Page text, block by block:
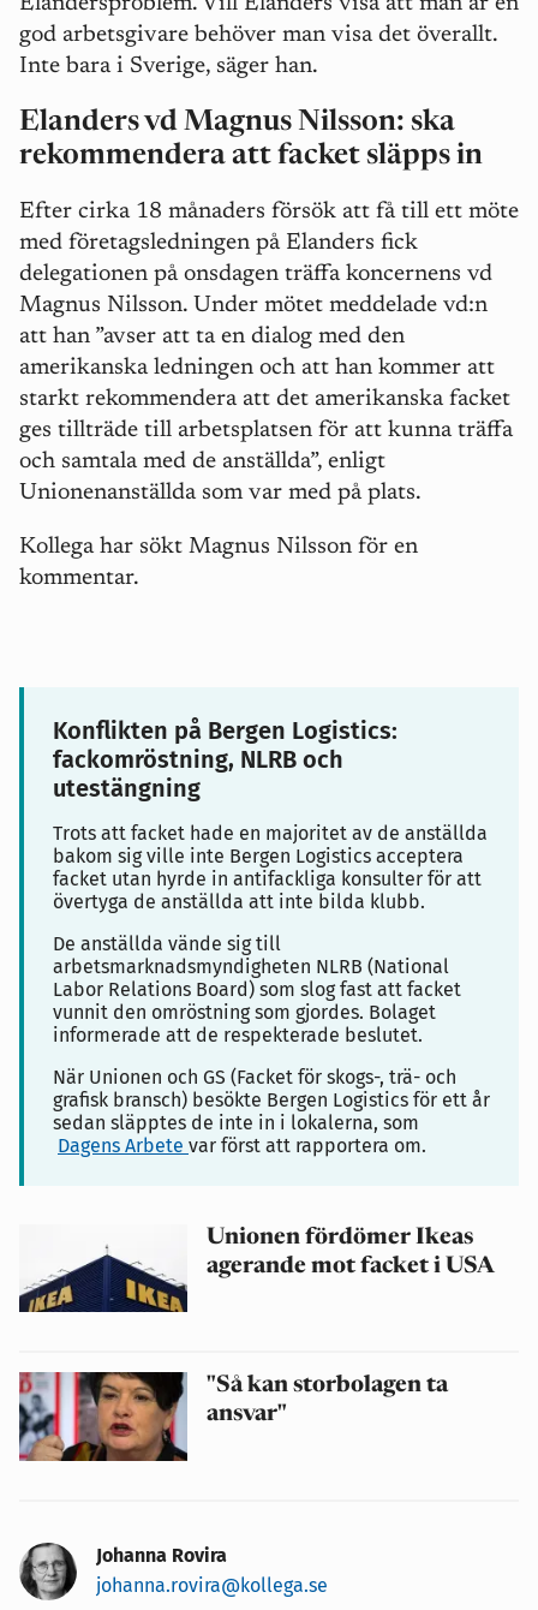
Elandersproblem. Vill Elanders visa att man är en
god arbetsgivare behöver man visa det överallt.
Inte bara i Sverige, säger han.
Elanders vd Magnus Nilsson: ska
rekommendera att facket släpps in
Efter cirka 18 månaders försök att få till ett möte
med företagsledningen på Elanders fick
delegationen på onsdagen träffa koncernens vd
Magnus Nilsson. Under mötet meddelade vd:n
att han ”avser att ta en dialog med den
amerikanska ledningen och att han kommer att
starkt rekommendera att det amerikanska facket
ges tillträde till arbetsplatsen för att kunna träffa
och samtala med de anställda”, enligt
Unionenanställda som var med på plats.
Kollega har sökt Magnus Nilsson för en
kommentar.
Konflikten på Bergen Logistics:
fackomröstning, NLRB och
utestängning
Trots att facket hade en majoritet av de anställda
bakom sig ville inte Bergen Logistics acceptera
facket utan hyrde in antifackliga konsulter för att
övertyga de anställda att inte bilda klubb.
De anställda vände sig till
arbetsmarknadsmyndigheten NLRB (National
Labor Relations Board) som slog fast att facket
vunnit den omröstning som gjordes. Bolaget
informerade att de respekterade beslutet.
När Unionen och GS (Facket för skogs-, trä- och
grafisk bransch) besökte Bergen Logistics för ett år
sedan släpptes de inte in i lokalerna, som
Dagens Arbete var först att rapportera om.
Unionen fördömer Ikeas
agerande mot facket i USA
"Så kan storbolagen ta
ansvar"
Johanna Rovira
johanna.rovira@kollega.se